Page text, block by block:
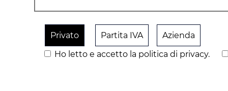
Privato Partita IVA
Azienda
Ho letto e accetto la politica di privacy.